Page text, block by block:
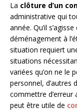
La clôture d’un
administrative qui
année. Qu’il
déménagement à
situation requiert
situations
variées qu’on ne le
personnel, d’autres
commettre d’erreur
peut être utile de